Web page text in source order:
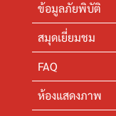
ข้อมูลภัยพิบัติ
สมุดเยี่ยมชม
FAQ
ห้องแสดงภาพ